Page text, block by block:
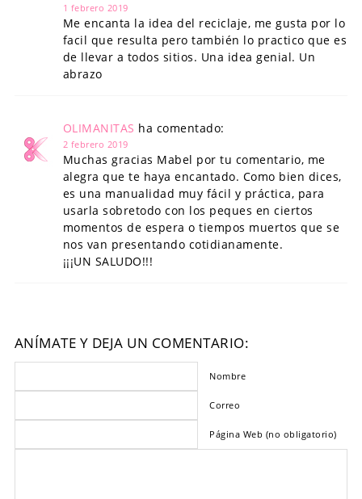
1 febrero 2019
Me encanta la idea del reciclaje, me gusta por lo
facil que resulta pero también lo practico que es
de llevar a todos sitios. Una idea genial. Un
abrazo
OLIMANITAS ha comentado:
2 febrero 2019
Muchas gracias Mabel por tu comentario, me
alegra que te haya encantado. Como bien dices,
es una manualidad muy fácil y práctica, para
usarla sobretodo con los peques en ciertos
momentos de espera o tiempos muertos que se
nos van presentando cotidianamente.
¡¡¡UN SALUDO!!!
ANÍMATE Y DEJA UN COMENTARIO:
Nombre
Correo
Página Web (no obligatorio)